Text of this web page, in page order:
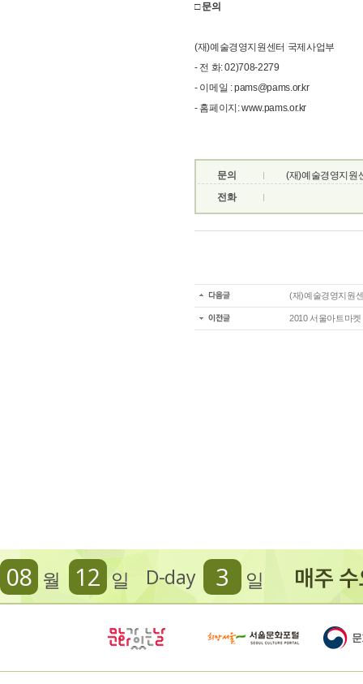
□문의
(재)예술경영지원센터 국제사업부
- 전 화: 02)708-2279
- 이메일 : pams@pams.or.kr
- 홈페이지: www.pams.or.kr
문의
(재)예술경영지원
전화
(재)예술경영지원
2010 서울아트마
D-day 3 일
08 월 12 일